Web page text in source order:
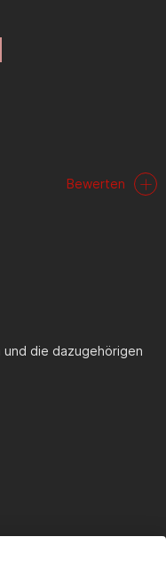
Bewerten
die dazugehörigen